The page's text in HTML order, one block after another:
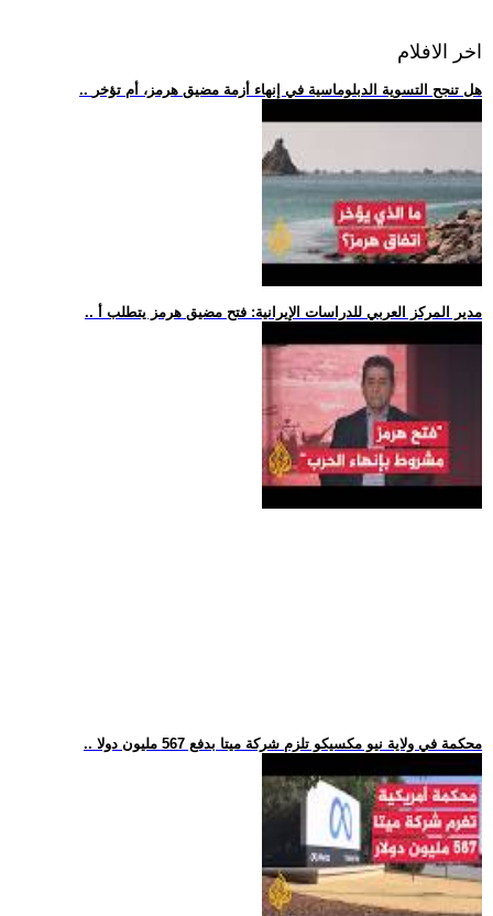
اخر الافلام
.. هل تنجح التسوية الدبلوماسية في إنهاء أزمة مضيق هرمز، أم تؤخر
.. مدير المركز العربي للدراسات الإيرانية: فتح مضيق هرمز يتطلب أ
.. محكمة في ولاية نيو مكسيكو تلزم شركة ميتا بدفع 567 مليون دولا